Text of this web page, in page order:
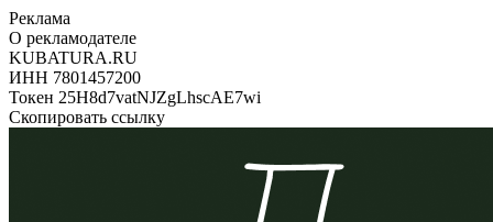
Реклама
О рекламодателе
KUBATURA.RU
ИНН 7801457200
Токен 25H8d7vatNJZgLhscAE7wi
Скопировать ссылку